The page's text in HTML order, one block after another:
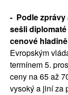
- Podle zprávy
sešli
cenové
Evropským
termínem 5.
ceny na 65 až
vysoký a jiní za